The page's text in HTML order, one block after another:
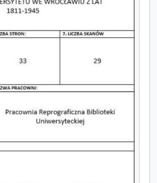
senatu Uniwersytetu Wrocławskiego, 21.02.1925 - 16.07.1932
posiedzeń senatu Uniwersytetu Wrocławskiego, 17.05.1924 - 16.07.1932
senatu Uniwersytetu Wrocławskiego, 14.10.1932 - 20.12.1944
der Königlichen Universität zu Breslau von Bernhard Nadbyl, 3.08.1861
der Königlichen Universität zu Breslau, 1.04.1899 - 31.03.1900
der Königlichen Universität zu Breslau, 1.04.1905 - 31.03.1909
der Königlichen Universität zu Breslau, 1.04.1915 - 31.03.1916